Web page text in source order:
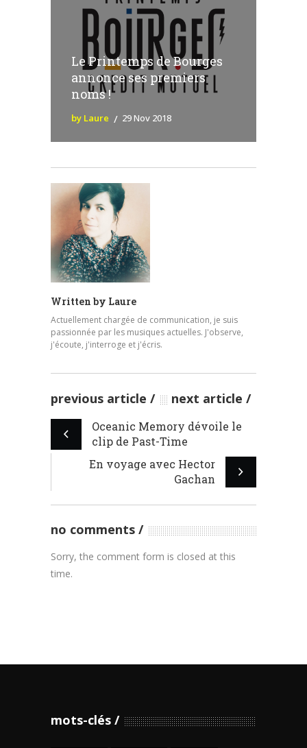
Le Printemps de Bourges
annonce ses premiers
noms !
by Laure 29 Nov 2018
Written by Laure
Actuellement chargée de communication, je suis
passionnée par les musiques actuelles. J'observe,
j'écoute, j'interroge et j'écris.
previous article next article
Oceanic Memory dévoile le
clip de Past-Time
En voyage avec Hector
Gachan
no comments
Sorry, the comment form is closed at this
time.
mots-clés